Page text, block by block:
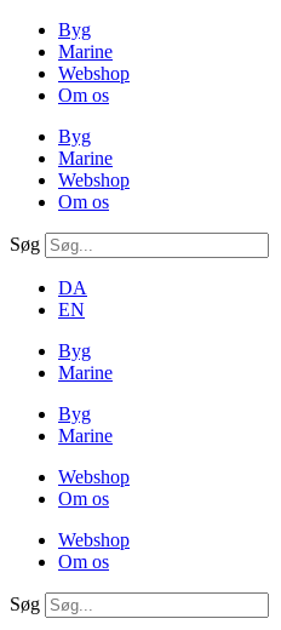
Byg
Marine
Webshop
Om os
Byg
Marine
Webshop
Om os
Søg
DA
EN
Byg
Marine
Byg
Marine
Webshop
Om os
Webshop
Om os
Søg